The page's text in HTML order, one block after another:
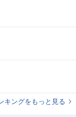
キングをもっと見る